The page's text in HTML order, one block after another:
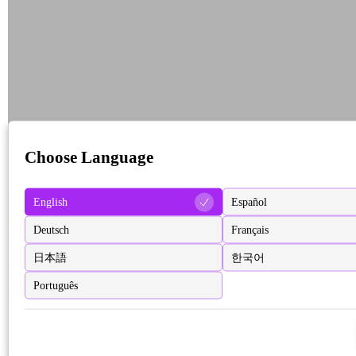
Choose Language
English Español
Deutsch Français
日本語 한국어
Português